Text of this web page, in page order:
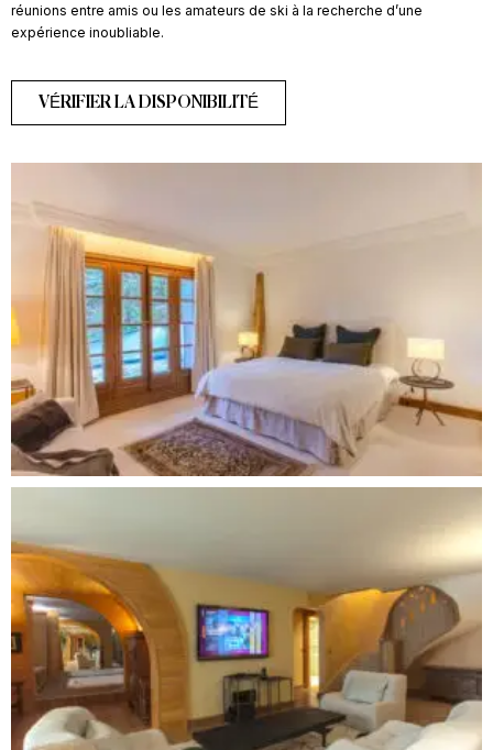
réunions entre amis ou les amateurs de ski à la recherche d’une
expérience inoubliable.
VÉRIFIER LA DISPONIBILITÉ